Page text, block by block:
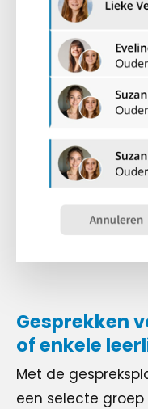
Gesprekken
of enkele
Met de
een selecte